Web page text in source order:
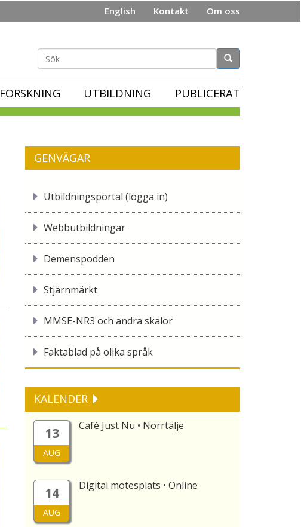
English Kontakt Om oss
Sökformulär
FORSKNING UTBILDNING PUBLICERAT
GENVÄGAR
Utbildningsportal (logga in)
Webbutbildningar
Demenspodden
Stjärnmärkt
MMSE-NR3 och andra skalor
Faktablad på olika språk
KALENDER
13
AUG
Café Just Nu • Norrtälje
14
AUG
Digital mötesplats • Online